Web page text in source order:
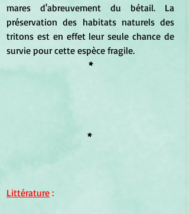
mares d'abreuvement du bétail. La
préservation des habitats naturels des
tritons est en effet leur seule chance de
survie pour cette espèce fragile.
*
*
Littérature :